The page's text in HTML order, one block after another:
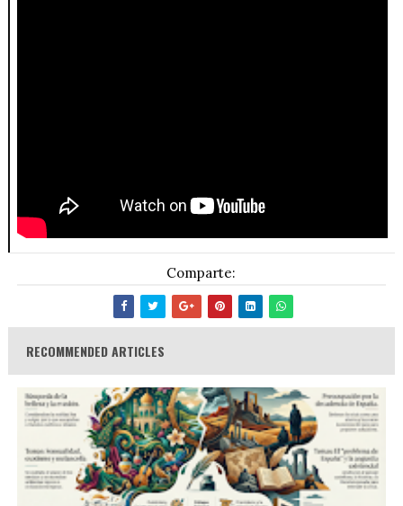
Comparte:
RECOMMENDED ARTICLES